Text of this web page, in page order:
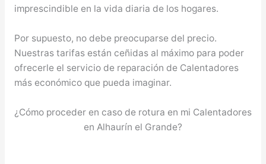
imprescindible en la vida diaria de los hogares.
Por supuesto, no debe preocuparse del precio.
Nuestras tarifas están ceñidas al máximo para poder
ofrecerle el servicio de reparación de Calentadores
más económico que pueda imaginar.
¿Cómo proceder en caso de rotura en mi Calentadores
en Alhaurín el Grande?